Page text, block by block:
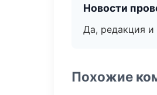
Новости
Да, редакция и
Похожие